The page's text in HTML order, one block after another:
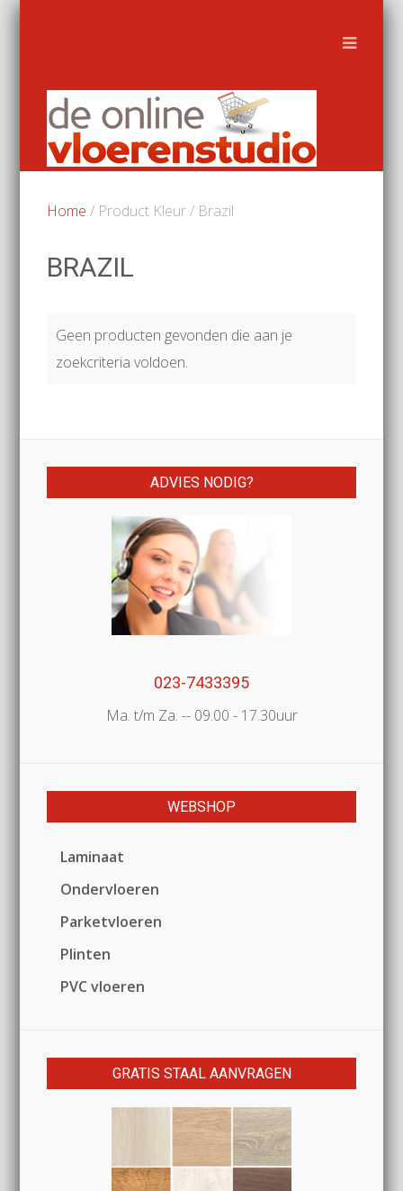
Home / Product Kleur / Brazil
BRAZIL
Geen producten gevonden die aan je
zoekcriteria voldoen.
ADVIES NODIG?
023-7433395
Ma. t/m Za. -- 09.00 - 17.30uur
WEBSHOP
Laminaat
Ondervloeren
Parketvloeren
Plinten
PVC vloeren
GRATIS STAAL AANVRAGEN